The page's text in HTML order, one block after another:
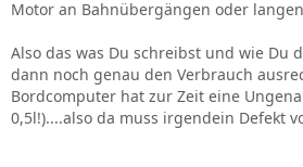
Motor an Bahnübergängen oder
Also das was Du schreibst und wie Du
dann noch genau den Verbrauch
Bordcomputer hat zur Zeit eine
0,5l!)....also da muss irgendein Defekt